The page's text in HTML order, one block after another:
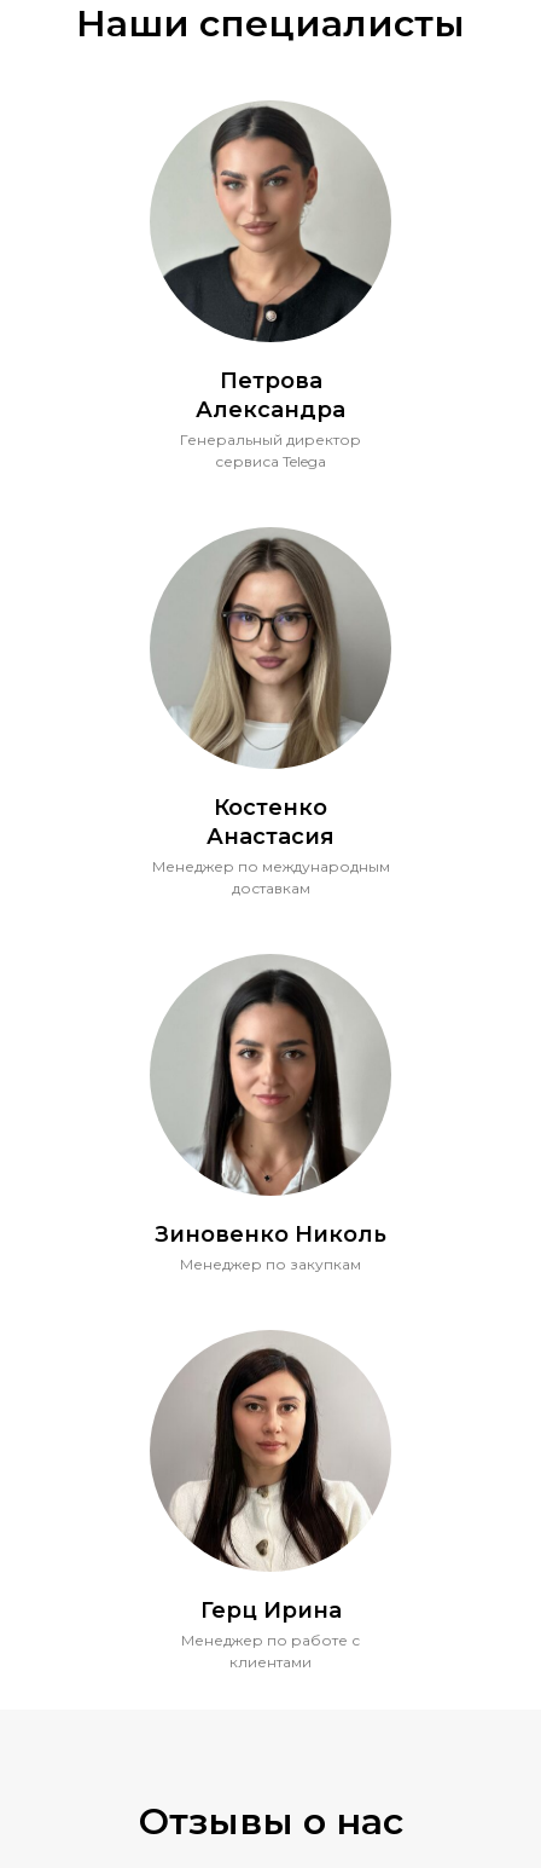
Наши специалисты
Петрова
Александра
Генеральный директор
сервиса Telega
Костенко
Анастасия
Менеджер по международным
доставкам
Зиновенко Николь
Менеджер по закупкам
Герц Ирина
Менеджер по работе с
клиентами
Отзывы о нас